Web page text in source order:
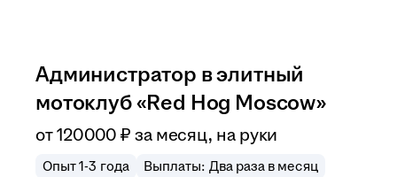
Администратор в элитный
мотоклуб «Red Hog Moscow»
от120 000 ₽ за месяц, на руки
Опыт 1-3 года Выплаты: Два раза в месяц